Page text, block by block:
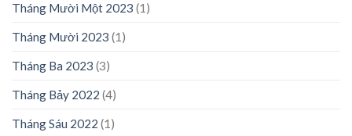
Tháng Mười Một 2023 (1)
Tháng Mười 2023 (1)
Tháng Ba 2023 (3)
Tháng Bảy 2022 (4)
Tháng Sáu 2022 (1)